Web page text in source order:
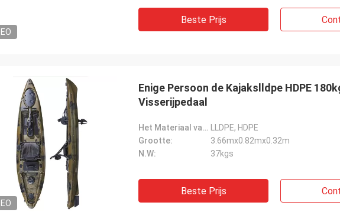
Beste Prijs
Enige Persoon de Kajakslldpe HDPE
Visserijpedaal
Het Materiaal van Hull:
LLDPE, HDPE
Grootte:
3.66mx0.82mx0.32m
N.W:
37kgs
Beste Prijs